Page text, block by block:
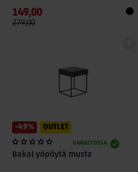
149,00
279,00
-49% OUTLET
VARASTOSSA
Bakal yöpöytä musta